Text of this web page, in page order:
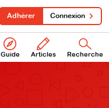
Guide Articles Recherche
Adhérer Connexion